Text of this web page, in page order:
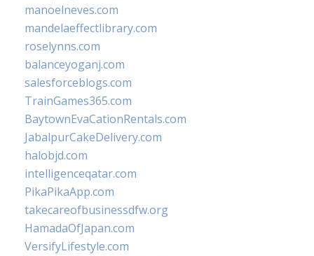
manoelneves.com
mandelaeffectlibrary.com
roselynns.com
balanceyoganj.com
salesforceblogs.com
TrainGames365.com
BaytownEvaCationRentals.com
JabalpurCakeDelivery.com
halobjd.com
intelligenceqatar.com
PikaPikaApp.com
takecareofbusinessdfw.org
HamadaOfJapan.com
VersifyLifestyle.com